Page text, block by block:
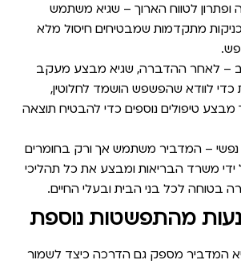
לטווח הארוך – שגיא משתמש
מתקדמות שמבטיחים חיסול מלא
– לאחר ההדברה, שגיא מבצע מעקב
כדי לוודא שהפשפש הושמד לחלוטין,
מבצע טיפולים נוספים כדי להבטיח תוצאה
– המדביר משתמש אך ורק בחומרים
משרד הבריאות ומבצע את כל תהליכי
בטוחה לכל בני הבית ובעלי החיים.
מהתפשטות נוספת
המדביר מספק גם הדרכה כיצד לשמור